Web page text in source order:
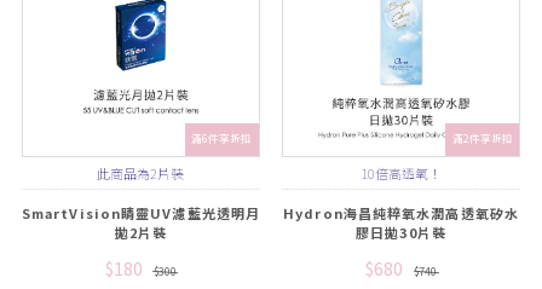
滿6件享折扣
此商品為2片裝
SmartVision睛靈UV濾藍光透明月
拋2片裝
$180 $300
滿2件享折扣
10倍高透氧！
Hydron海昌純粹氧水潤高透氧矽水
膠日拋30片裝
$680 $740